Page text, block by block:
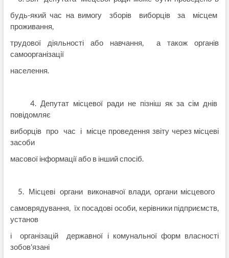
будь-який час на вимогу зборів виборців за місцем
проживання,
трудової діяльності або навчання, а також органів
самоорганізації
населення.
4. Депутат місцевої ради не пізніш як за сім днів
повідомляє
виборців про час і місце проведення звіту через місцеві
засоби
масової інформації або в інший спосіб.
5. Місцеві органи виконавчої влади, органи місцевого
самоврядування, їх посадові особи, керівники підприємств,
установ
і організацій державної і комунальної форм власності
зобов'язані